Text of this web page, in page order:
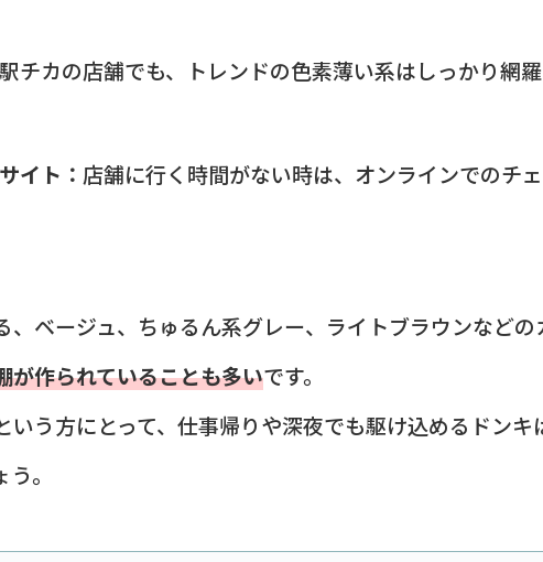
駅チカの店舗でも、トレンドの色素薄い系はしっかり網
イト： 店舗に行く時間がない時は、オンラインでのチ
、ベージュ、ちゅるん系グレー、ライトブラウンなどの
が作られていることも多いです。
いう方にとって、仕事帰りや深夜でも駆け込めるドンキ
。